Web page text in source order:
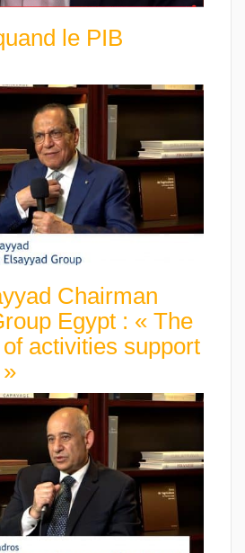
le PIB
Chairman
Egypt : « The
activities support